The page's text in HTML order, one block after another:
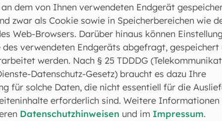
„Von Ewigkeit zu Ewigkeit“
dem von Ihnen verwendeten Endgerät
zwar als Cookie sowie in Speicherbereichen wie
Web-Browsers. Darüber hinaus können
des verwendeten Endgeräts abgefragt, gespeichert
werden. Nach § 25 TDDDG
Datenschutz-Gesetz) braucht es dazu Ihre
für solche Daten, die nicht essentiell für die
erforderlich sind. Weitere Informationen
Datenschutzhinweisen und im Impressum.